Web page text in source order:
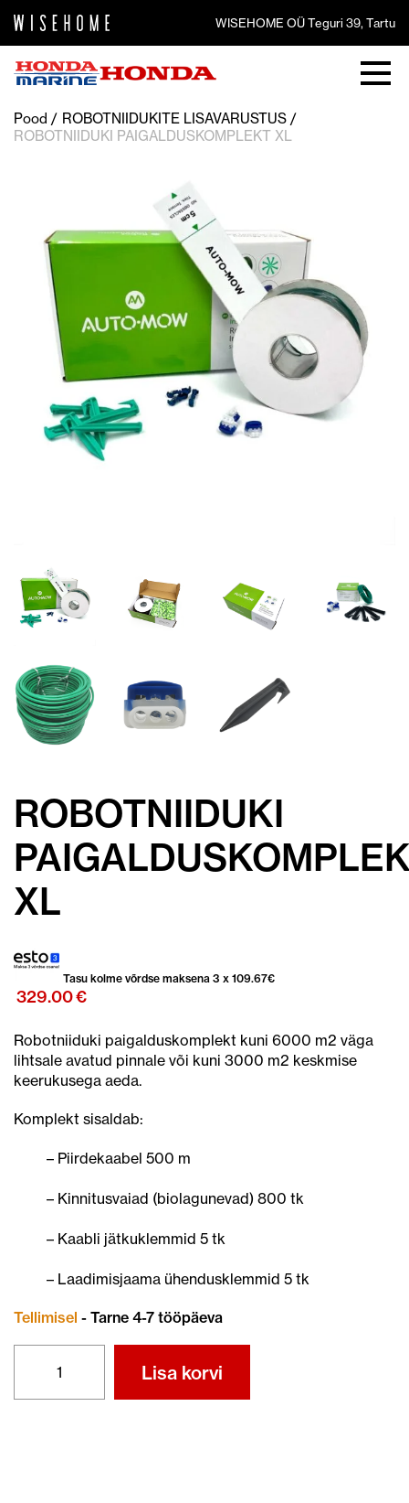
WISEHOME OÜ Teguri 39, Tartu
Pood
ROBOTNIIDUKITE LISAVARUSTUS
ROBOTNIIDUKI PAIGALDUSKOMPLEKT XL
ROBOTNIIDUKI
XL
Tasu kolme võrdse maksena 3 x 109.67€
329.00€
Robotniiduki paigalduskomplekt kuni 6000 m2 väga
lihtsale avatud pinnale või kuni 3000 m2 keskmise
keerukusega aeda.
Komplekt sisaldab:
– Piirdekaabel 500 m
– Kinnitusvaiad (biolagunevad) 800 tk
– Kaabli jätkuklemmid 5 tk
– Laadimisjaama ühendusklemmid 5 tk
Tellimisel - Tarne 4-7 tööpäeva
PAIGALDUSKOMPLEKTLisa korvi